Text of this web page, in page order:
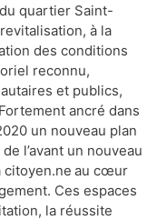
quartier Saint-
à la
des conditions
reconnu,
et publics,
ancré dans
un nouveau plan
l’avant un nouveau
citoyen.ne au cœur
Ces espaces
la réussite